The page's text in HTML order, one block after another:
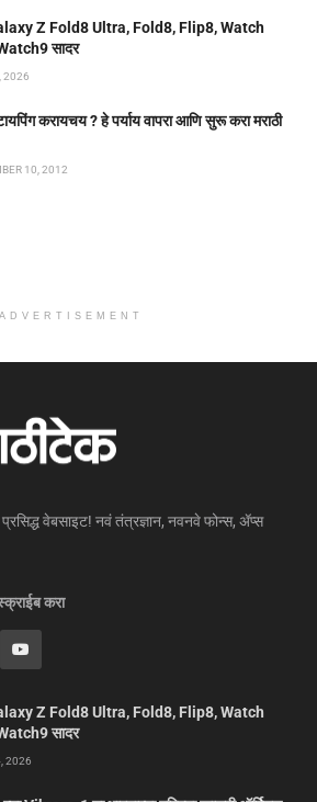
Z Fold8 Ultra, Fold8, Flip8, Watch
सादर
2026
करायचय ? हे पर्याय वापरा आणि सुरू करा मराठी
10, 2012
ADVERTISEMENT
प्रसिद्ध वेबसाइट! नवं तंत्रज्ञान, नवनवे फोन्स, ॲप्स
करा
Z Fold8 Ultra, Fold8, Flip8, Watch
सादर
2026